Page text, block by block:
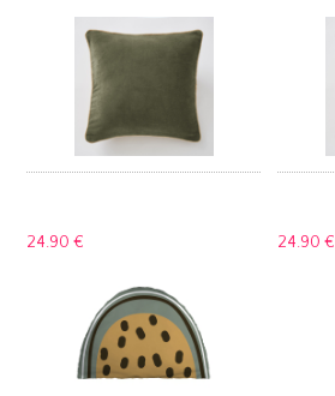
24.90 € 24.90 €